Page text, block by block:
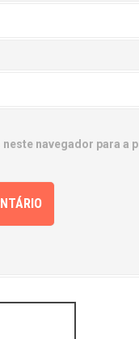
navegador para a